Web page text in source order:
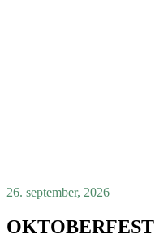
26. september, 2026
OKTOBERFEST